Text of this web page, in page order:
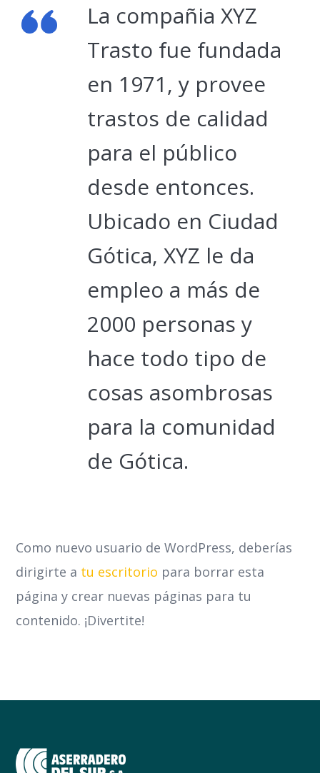
La compañia XYZ
Trasto fue fundada
en 1971, y provee
trastos de calidad
para el público
desde entonces.
Ubicado en Ciudad
Gótica, XYZ le da
empleo a más de
2000 personas y
hace todo tipo de
cosas asombrosas
para la comunidad
de Gótica.
Como nuevo usuario de WordPress, deberías
dirigirte a tu escritorio para borrar esta
página y crear nuevas páginas para tu
contenido. ¡Divertite!